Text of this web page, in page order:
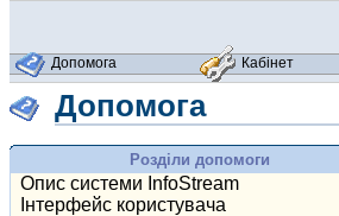
Допомога Кабінет
Допомога
Розділи допомоги
Опис системи InfoStream
Інтерфейс користувача